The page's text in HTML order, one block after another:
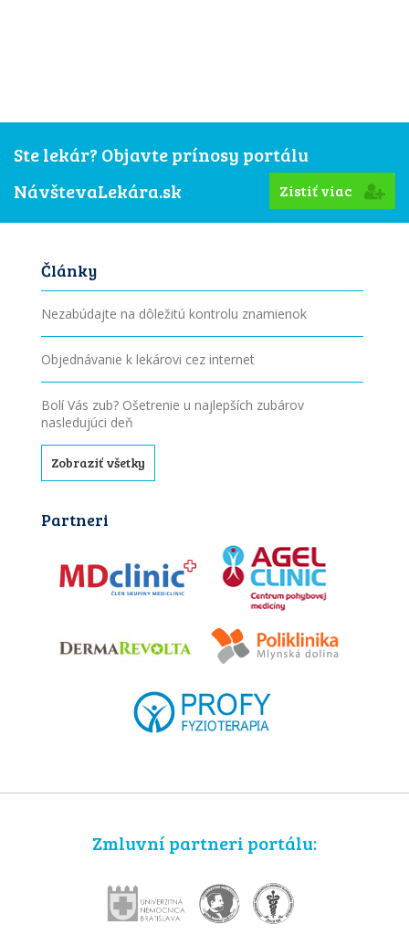
Ste lekár? Objavte prínosy portálu
NávštevaLekára.sk
Zistiť viac
Články
Nezabúdajte na dôležitú kontrolu znamienok
Objednávanie k lekárovi cez internet
Bolí Vás zub? Ošetrenie u najlepších zubárov
nasledujúci deň
Zobraziť všetky
Partneri
Zmluvní partneri portálu: